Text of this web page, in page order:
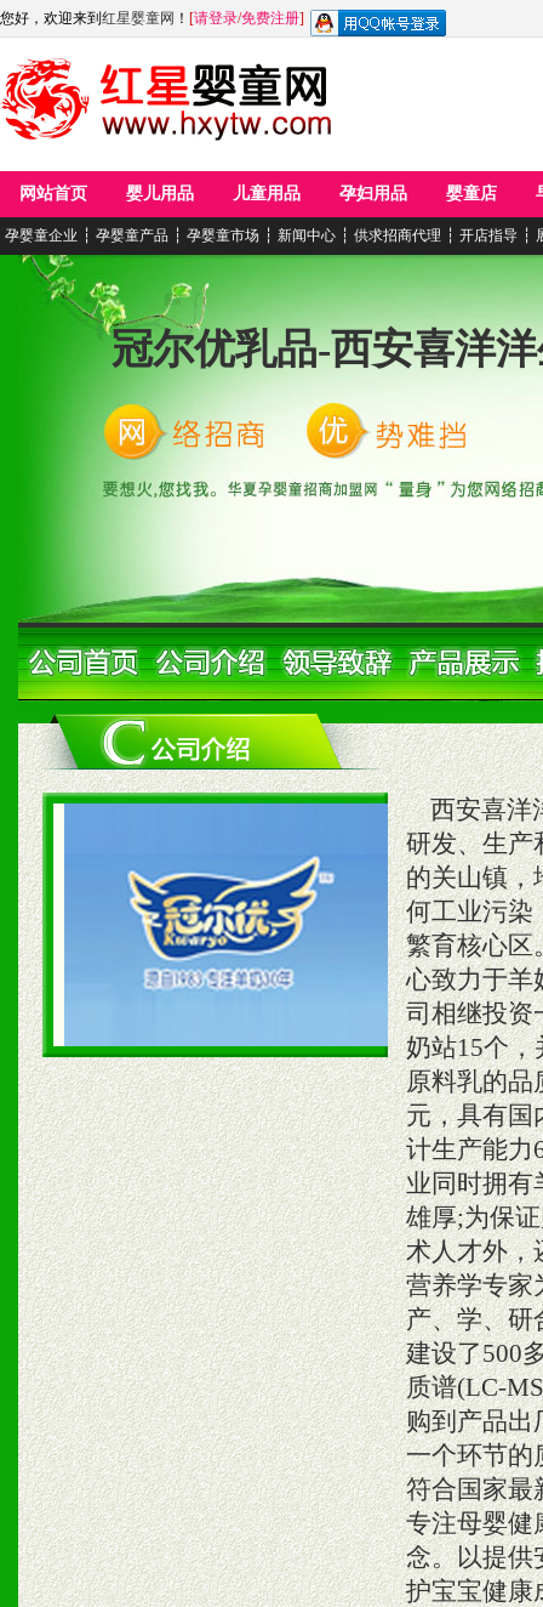
您好，欢迎来到 红星婴童网 ！ [请登录/免费注册]
网站首页 婴儿用品 儿童用品 孕妇用品 婴童店
孕婴童企业 ┆ 孕婴童产品 ┆ 孕婴童市场 ┆ 新闻中心 ┆ 供求招商代理 ┆ 开店指导 ┆
冠尔优乳品-西安喜洋
西安喜洋
研发、生产
的关山镇，
何工业污染
繁育核心区
心致力于羊
司相继投资
奶站15个
原料乳的
元，具有国
计生产能力
业同时拥有
雄厚;为保
术人才外，
营养学专家
产、学、
建设了500
质谱(LC-
购到产品出
一个环节的
符合国家最
专注母婴健
念。以提供
护宝宝健康